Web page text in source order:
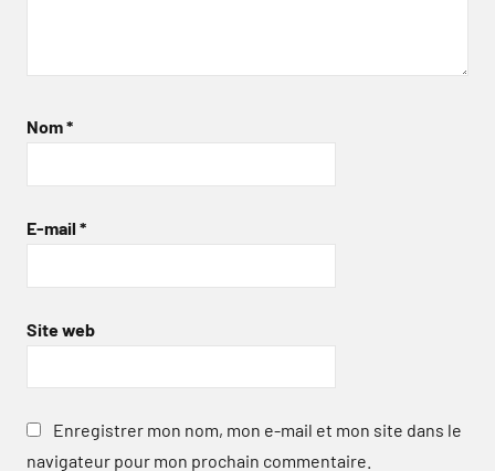
Nom*
E-mail *
Site web
Enregistrer mon nom, mon e-mail et mon site dans le
navigateur pour mon prochain commentaire.